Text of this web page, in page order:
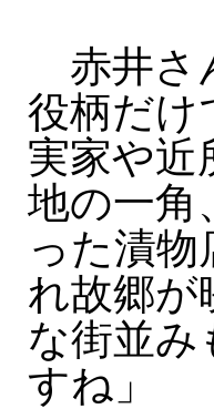
赤井さ
役柄だけ
実家や近
地の一角
った漬
れ故郷が
な街並
すね」